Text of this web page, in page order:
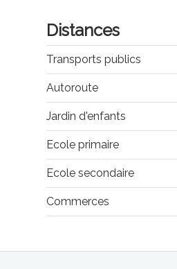
Distances
Transports publics
Autoroute
Jardin d'enfants
Ecole primaire
Ecole secondaire
Commerces